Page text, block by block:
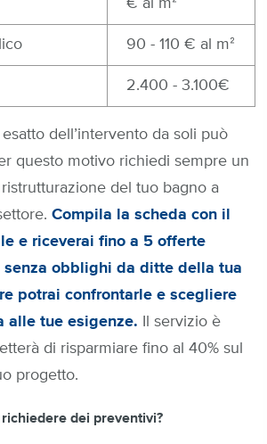
€ al mᒾ
90 - 110 € al mᒾ
2.400 - 3.100€
dell’intervento da soli può
questo motivo richiedi sempre un
del tuo bagno a
Compila la scheda con il
e riceverai fino a 5 offerte
senza obblighi da ditte della tua
potrai confrontarle e scegliere
alle tue esigenze. Il servizio è
di risparmiare fino al 40% sul
progetto.
dei preventivi?